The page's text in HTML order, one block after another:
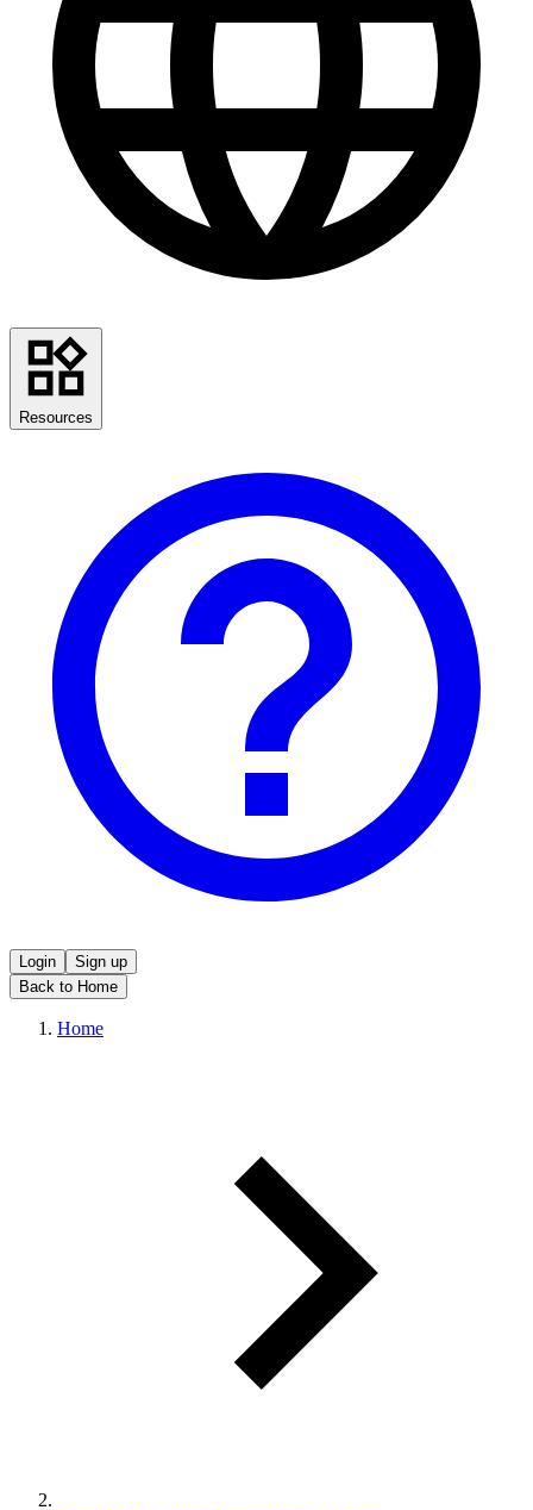
Resources
Login
Sign up
Back to Home
Home